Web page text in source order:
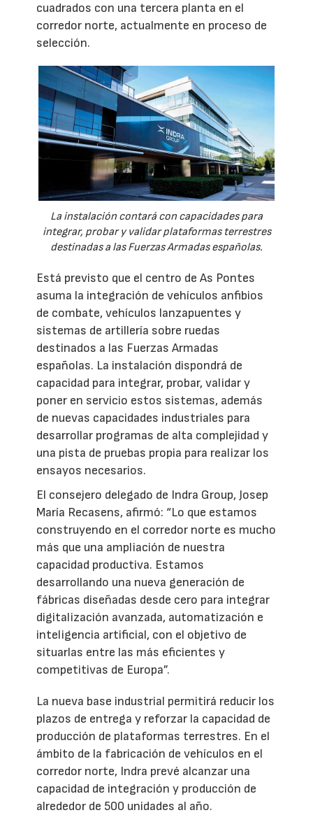
cuadrados con una tercera planta en el
corredor norte, actualmente en proceso de
selección.
La instalación contará con capacidades para
integrar, probar y validar plataformas terrestres
destinadas a las Fuerzas Armadas españolas.
Está previsto que el centro de As Pontes
asuma la integración de vehículos anfibios
de combate, vehículos lanzapuentes y
sistemas de artillería sobre ruedas
destinados a las Fuerzas Armadas
españolas. La instalación dispondrá de
capacidad para integrar, probar, validar y
poner en servicio estos sistemas, además
de nuevas capacidades industriales para
desarrollar programas de alta complejidad y
una pista de pruebas propia para realizar los
ensayos necesarios.
El consejero delegado de Indra Group, Josep
María Recasens, afirmó: “Lo que estamos
construyendo en el corredor norte es mucho
más que una ampliación de nuestra
capacidad productiva. Estamos
desarrollando una nueva generación de
fábricas diseñadas desde cero para integrar
digitalización avanzada, automatización e
inteligencia artificial, con el objetivo de
situarlas entre las más eficientes y
competitivas de Europa”.
La nueva base industrial permitirá reducir los
plazos de entrega y reforzar la capacidad de
producción de plataformas terrestres. En el
ámbito de la fabricación de vehículos en el
corredor norte, Indra prevé alcanzar una
capacidad de integración y producción de
alrededor de 500 unidades al año.